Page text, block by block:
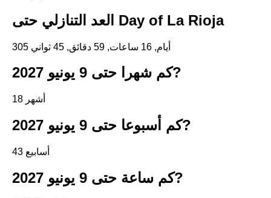
العد التنازلي حتى Day of La Rioja
305 أيام, 16 ساعات, 59 دقائق, 45 ثواني
كم شهرا حتى 9 يونيو 2027?
18 أشهر
كم أسبوعا حتى 9 يونيو 2027?
43 أسابيع
كم ساعة حتى 9 يونيو 2027?